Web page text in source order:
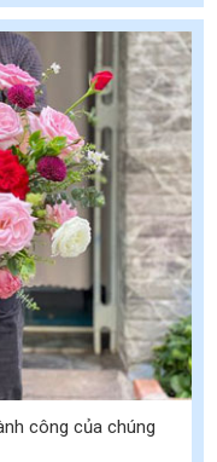
công của chúng